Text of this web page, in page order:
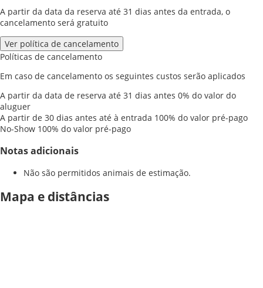
A partir da data da reserva até 31 dias antes da entrada, o
cancelamento será gratuito
Ver política de cancelamento
Políticas de cancelamento
Em caso de cancelamento os seguintes custos serão aplicados
A partir da data de reserva até 31 dias antes 0% do valor do
aluguer
A partir de 30 dias antes até à entrada 100% do valor pré-pago
No-Show 100% do valor pré-pago
Notas adicionais
Não são permitidos animais de estimação.
Mapa e distâncias